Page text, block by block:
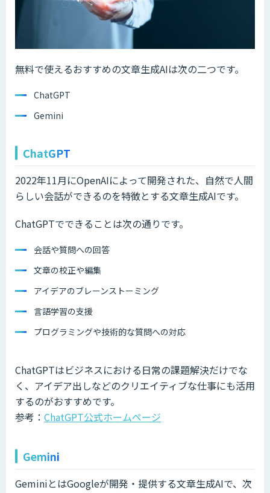
無料で使えるおすすめの文章生成AIは次の二つです。
ChatGPT
Gemini
ChatGPT
2022年11月にOpenAIによって開発された、自然で人間
らしい会話ができるのを特徴とする文章生成AIです。
ChatGPTでできることは次の通りです。
会話や質問への回答
文章の校正や編集
アイデアのブレーンストーミング
言語学習の支援
プログラミングや技術的な質問への対応
ChatGPTはビジネスにおける日常の課題解決だけでな
く、アイデア出しなどのクリエイティブな仕事にも活用
するのがおすすめです。
参考： ChatGPT公式ホームページ
Gemini
GeminiとはGoogleが開発・提供する文章生成AIで、次